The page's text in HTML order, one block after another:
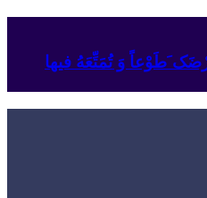
َطَوْعاً وَ تُمَتِّعَهُ فیها